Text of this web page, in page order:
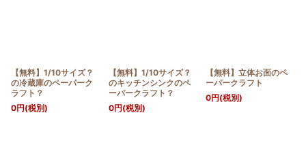
【無料】1/10サイズ？
の冷蔵庫のペーパーク
ラフト？
0円(税別)
【無料】1/10サイズ？
のキッチンシンクのペ
ーパークラフト？
0円(税別)
【無料】立体お面のペ
ーパークラフト
0円(税別)